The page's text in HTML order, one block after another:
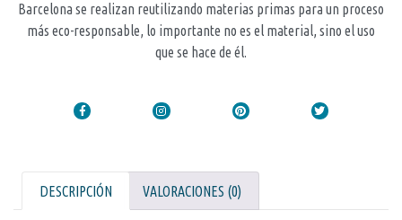
Barcelona se realizan reutilizando materias primas para un proceso
más eco-responsable, lo importante no es el material, sino el uso
que se hace de él.
DESCRIPCIÓN VALORACIONES (0)